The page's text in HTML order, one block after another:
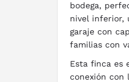
bodega,
nivel inferior,
garaje con
familias con
Esta finca es
conexión con